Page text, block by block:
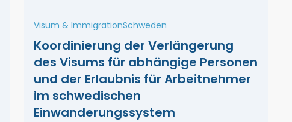
Visum & ImmigrationSchweden
Koordinierung der Verlängerung
des Visums für abhängige Personen
und der Erlaubnis für Arbeitnehmer
im schwedischen
Einwanderungssystem